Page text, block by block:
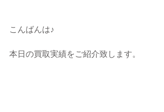
こんばんは♪
本日の買取実績をご紹介致します。